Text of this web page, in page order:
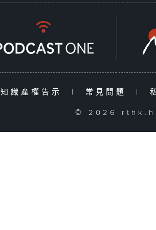
知識產權告示 | 常見問題 |
© 2026